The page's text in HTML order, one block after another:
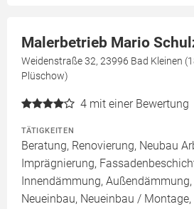
Malerbetrieb Mario
Weidenstraße 32, 23996 Bad Kleinen
Plüschow)
4 mit einer Bewertung
TÄTIGKEITEN
Beratung, Renovierung, Neubau
Imprägnierung,
Innendämmung, Außendämmung,
Neueinbau, Neueinbau /